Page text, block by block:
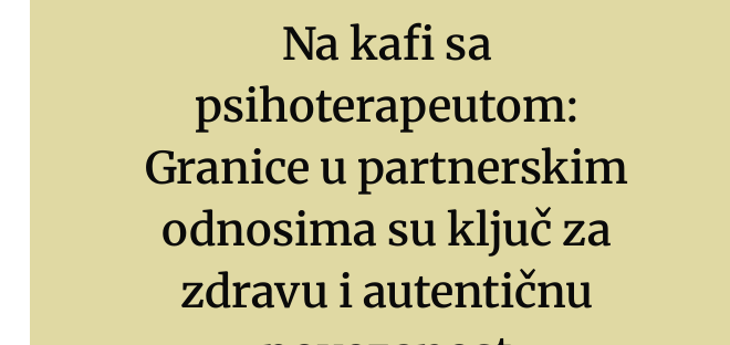
Na kafi sa
psihoterapeutom:
Granice u partnerskim
odnosima su ključ za
zdravu i autentičnu